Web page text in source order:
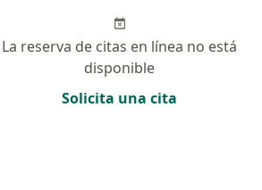
La reserva de citas en línea no está
disponible
Solicita una cita